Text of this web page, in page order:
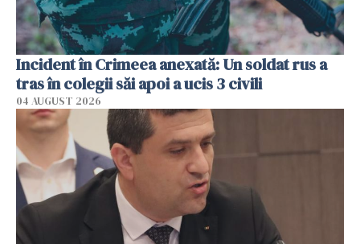
Incident în Crimeea anexată: Un soldat rus a
tras în colegii săi apoi a ucis 3 civili
04 AUGUST 2026